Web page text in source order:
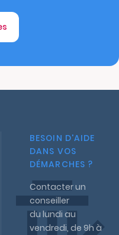
BESOIN D'AIDE
DANS VOS
DÉMARCHES ?
Contacter un
conseiller
du lundi au
vendredi, de 9h à